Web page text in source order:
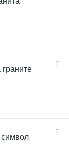
граните